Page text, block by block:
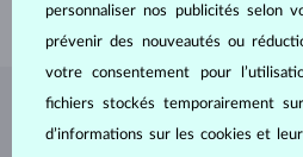
POIDS 1.70 g
BIJOUX DE
personnaliser nos publicités selon
prévenir des nouveautés ou
votre consentement pour
fichiers stockés temporairement
d’informations sur les cookies et